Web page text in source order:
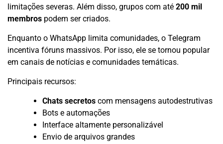
limitações severas. Além disso, grupos com até 200 mil
membros podem ser criados.
Enquanto o WhatsApp limita comunidades, o Telegram
incentiva fóruns massivos. Por isso, ele se tornou popular
em canais de notícias e comunidades temáticas.
Principais recursos:
Chats secretos com mensagens autodestrutivas
Bots e automações
Interface altamente personalizável
Envio de arquivos grandes